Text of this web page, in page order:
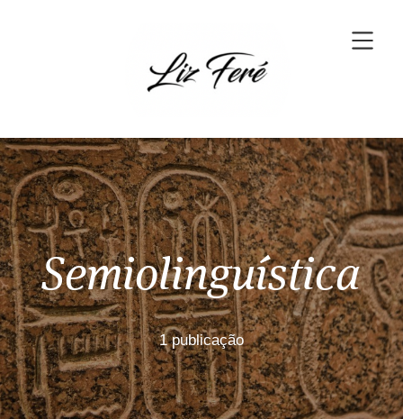
Semiolinguística
1 publicação